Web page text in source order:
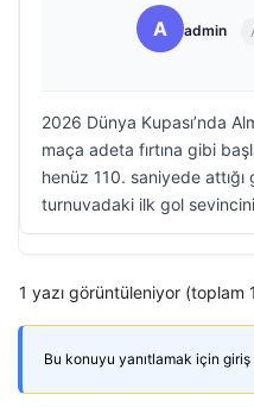
A admin
2026 Dünya Kupası’nda
maça adeta fırtına gibi
henüz 110. saniyede attığı
turnuvadaki ilk gol
1 yazı görüntüleniyor (toplam
Bu konuyu yanıtlamak için giriş